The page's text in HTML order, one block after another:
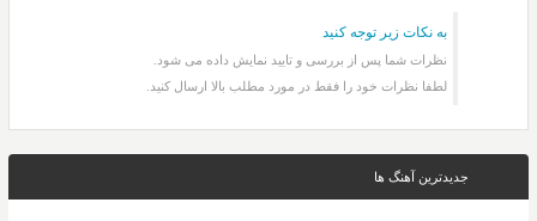
به نکات زیر توجه کنید
نظرات شما پس از بررسی و تایید نمایش داده می شود.
لطفا نظرات خود را فقط در مورد مطلب بالا ارسال کنید.
جدیدترین آهنگ ها